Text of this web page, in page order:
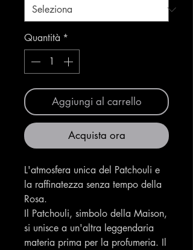
Quantità *
Aggiungi al carrello
Acquista ora
L'atmosfera unica del Patchouli e
la raffinatezza senza tempo della
Rosa.
Il Patchouli, simbolo della Maison,
si unisce a un'altra leggendaria
materia prima per la profumeria. Il